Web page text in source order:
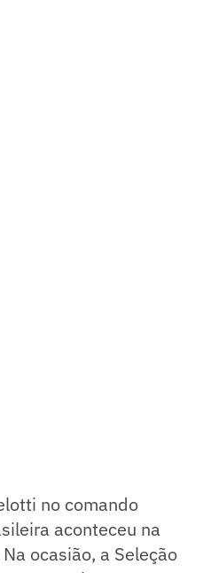
no comando
aconteceu na
ocasião, a Seleção